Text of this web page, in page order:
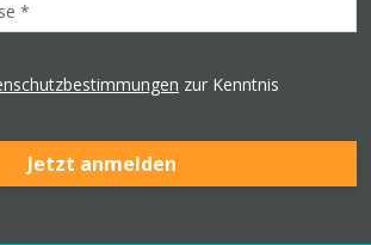
zur Kenntnis
Jetzt anmelden